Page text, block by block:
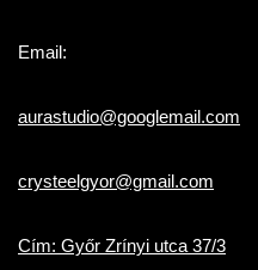
Email:
aurastudio@googlemail.com
crysteelgyor@gmail.com
Cím: Győr Zrínyi utca 37/3